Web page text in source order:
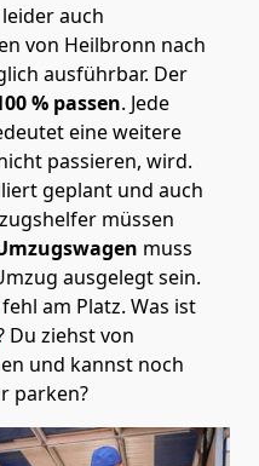
auch
von Heilbronn nach
ausführbar. Der
% passen. Jede
eine weitere
passieren, wird.
geplant und auch
müssen
muss
ausgelegt sein.
am Platz. Was ist
Du ziehst von
und kannst noch
parken?